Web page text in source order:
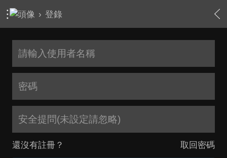
› 登錄
安全提問(未設定請忽略)
還沒有註冊？ 取回密碼